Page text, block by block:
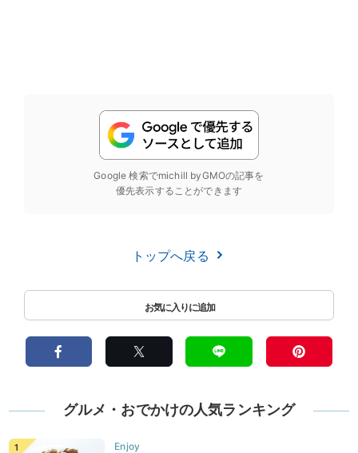
Google 検索でmichill byGMOの記事を
優先表示することができます
トップへ戻る
グルメ・おでかけの人気ランキング